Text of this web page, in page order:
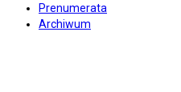
Prenumerata
Archiwum